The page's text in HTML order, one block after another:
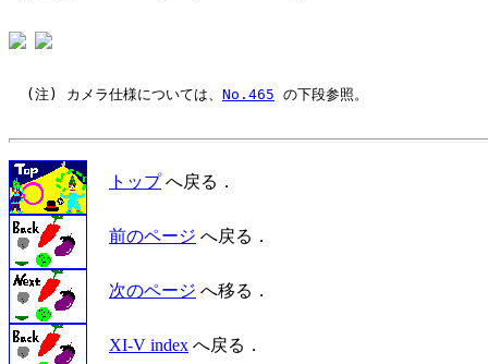
  (注) カメラ仕様については、
No.465 の下段参照。
トップへ戻る．
前のページ へ戻る．
次のページ へ移る．
XI-V index へ戻る．